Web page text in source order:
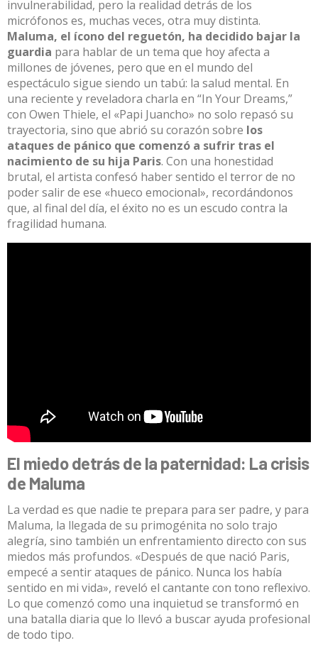
invulnerabilidad, pero la realidad detrás de los
micrófonos es, muchas veces, otra muy distinta.
Maluma, el ícono del reguetón, ha decidido bajar la
guardia para hablar de un tema que hoy afecta a
millones de jóvenes, pero que en el mundo del
espectáculo sigue siendo un tabú: la salud mental. En
una reciente y reveladora charla en “In Your Dreams,”
con Owen Thiele, el «Papi Juancho» no solo repasó su
trayectoria, sino que abrió su corazón sobre los
ataques de pánico que comenzó a sufrir tras el
nacimiento de su hija Paris. Con una honestidad
brutal, el artista confesó haber sentido el terror de no
poder salir de ese «hueco emocional», recordándonos
que, al final del día, el éxito no es un escudo contra la
fragilidad humana.
El miedo detrás de la paternidad: La crisis
de Maluma
La verdad es que nadie te prepara para ser padre, y para
Maluma, la llegada de su primogénita no solo trajo
alegría, sino también un enfrentamiento directo con sus
miedos más profundos. «Después de que nació Paris,
empecé a sentir ataques de pánico. Nunca los había
sentido en mi vida», reveló el cantante con tono reflexivo.
Lo que comenzó como una inquietud se transformó en
una batalla diaria que lo llevó a buscar ayuda profesional
de todo tipo.